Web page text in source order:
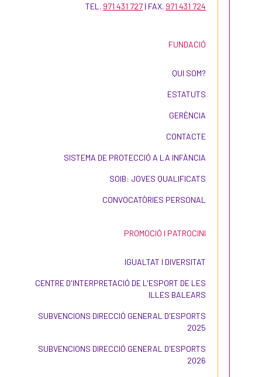
TEL. 971 431 727 | FAX. 971 431 724
FUNDACIÓ
QUI SOM?
ESTATUTS
GERÈNCIA
CONTACTE
SISTEMA DE PROTECCIÓ A LA INFÀNCIA
SOIB: JOVES QUALIFICATS
CONVOCATÒRIES PERSONAL
PROMOCIÓ I PATROCINI
IGUALTAT I DIVERSITAT
CENTRE D'INTERPRETACIÓ DE L'ESPORT DE LES
ILLES BALEARS
SUBVENCIONS DIRECCIÓ GENERAL D'ESPORTS
2025
SUBVENCIONS DIRECCIÓ GENERAL D'ESPORTS
2026